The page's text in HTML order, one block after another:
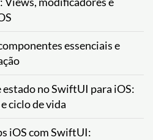
essenciais e
no SwiftUI para iOS:
ciclo de vida
iOS com SwiftUI: